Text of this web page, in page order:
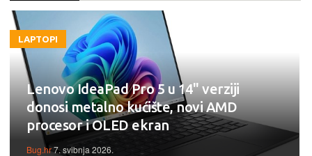
LAPTOPI
Lenovo IdeaPad Pro 5 u 14'' verziji
donosi metalno kućište, novi AMD
procesor i OLED ekran
Bug.hr7. svibnja 2026.